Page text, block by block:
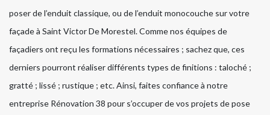
poser de l’enduit classique, ou de l’enduit monocouche sur votre
façade à Saint Victor De Morestel. Comme nos équipes de
façadiers ont reçu les formations nécessaires ; sachez que, ces
derniers pourront réaliser différents types de finitions : taloché ;
gratté ; lissé ; rustique ; etc. Ainsi, faites confiance à notre
entreprise Rénovation 38 pour s’occuper de vos projets de pose